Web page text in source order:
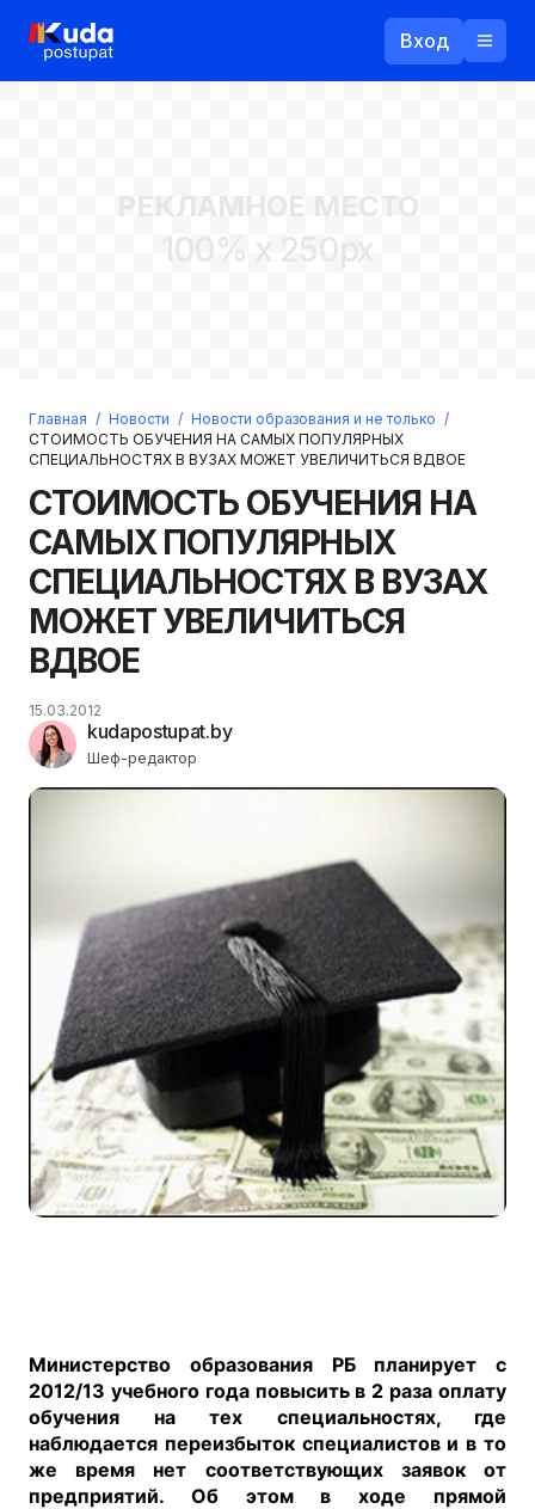
Вход
Войти
Прислать пароль
РЕКЛАМНОЕ МЕСТО
100% x 250px
Главная / Новости / Новости образования и не только /
СТОИМОСТЬ ОБУЧЕНИЯ НА САМЫХ ПОПУЛЯРНЫХ
СПЕЦИАЛЬНОСТЯХ В ВУЗАХ МОЖЕТ УВЕЛИЧИТЬСЯ ВДВОЕ
СТОИМОСТЬ ОБУЧЕНИЯ НА
САМЫХ ПОПУЛЯРНЫХ
СПЕЦИАЛЬНОСТЯХ В ВУЗАХ
МОЖЕТ УВЕЛИЧИТЬСЯ
ВДВОЕ
kudapostupat.by
Шеф-редактор
15.03.2012
Министерство образования РБ планирует с
2012/13 учебного года повысить в 2 разаоплату
обучения на тех специальностях, где
наблюдается переизбыток специалистов и в то
же время нет соответствующих заявок от
предприятий. Об этом в ходе прямой